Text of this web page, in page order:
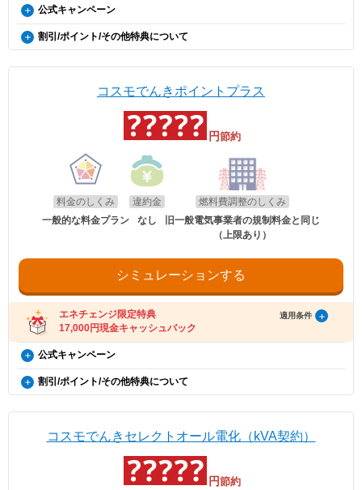
（ご登録のメールアドレスに誤りがあった場合、特典お受け取りの手続きがで
きませんのでご注意ください。）
り方法の登録をお願いいたします。
・特典お受け取りの有効期限は、エネチェンジからのご案内メール送信後90日以
※「@enechange.co.jp および @enechange.jp」からのメールが受信できるよ
う、あらかじめ設定をお願いいたします。
号：北海道財務局長第00002号）の「送金サービス」を利用しております。
以下のお客さまは特典の対象外です。
・既にコスモでんき（特典の対象プラン）をご契約中の場合。
・電気を使用開始した日から12カ月以内に契約を解約された場合。
・電気を使用開始した日から12カ月以内にお引越しされた場合。
・電気を使用開始した日から12カ月以内に特典対象外のプランに契約を変更され
た場合。
・特典のご案内メールに記載されている有効期限内にお受取いただけなかった場
・過去にコスモでんきとご契約されたことがある場合。
※お申込み内容に不足・不備等があり、特典実施期間内に不備等が解消されない
場合は、本特典は適用されません。
※本提供条件書記載事項以外の部分については、コスモ石油マーケティング株式
会社の「電気需給約款」の規定を適用いたします。
※コスモ石油マーケティング株式会社が不正なお申し込みと判断した場合、本特
典は適用となりません。
お申し込み時の注意事項
※証明書類は現在所有している事を示すご契約者様名義の期間内「車検
証」または「契約書」のコピーとなります。
※同一住所にて同居されているご家族様であれば、車検証名義とでんき
※エネチェンジの節約額には上記割引額は含まれておりません。
コスモでんき×エネチェンジ キャッシュバック特典（12カ
月間の電気料金支払い額がキャッシュバック金額を超える
方限定）
エネチェンジのオンラインサービス経由で「コスモ
でんき」に申し込んだ方に、キャッシュバックを行
以下の条件をすべて満たしたお客さまが、コスモ石油マーケティング株式会社が
提供する「コスモでんき×エネチェンジ キャッシュバック特典」(以下、「本特
典」とします)の対象となります。
・特典実施期間中に対象プランをエネチェンジのオンラインサービス経由でお申
し込みいただくこと。
・お申し込みから3カ月以内にコスモでんきの供給を開始していること。
・お申し込み時にメールアドレスが入力されていること。
・電気の使用開始日から12カ月間の電気料金支払い額がキャッシュバック金額を
・電気料金の未払いがないこと。
受け取り方法
・適用条件の契約継続期間を達成後2カ月後の月末までに、エネチェンジより特典
（ご登録のメールアドレスに誤りがあった場合、特典お受け取りの手続きがで
きませんのでご注意ください。）
り方法の登録をお願いいたします。
・特典お受け取りの有効期限は、エネチェンジからのご案内メール送信後90日以
※「@enechange.co.jp および @enechange.jp」からのメールが受信できるよ
う、あらかじめ設定をお願いいたします。
号：北海道財務局長第00002号）の「送金サービス」を利用しております。
以下のお客さまは特典の対象外です。
公式キャンペーン
電気・ガス料金支援
政府の「電気・ガス料金支援」の一環として、2026年8月分（7月使用
ご利用中のすべての方が対象となり、別途お申し込みは不要です。
・2026年8月分〜2026年10月分の料金に適用されます。
・エネチェンジでは、割引額を一律で診断結果に反映しています。
・詳細は、国のHP・請求書や検針票・ご契約中の電力会社・ガス会社
のHPをご確認ください。
割引/ポイント/その他特典について
きを新規ご契約いただくと、月々の電気料金が、スタンダード・グリー
ンは500円割引、ポイントプラス・セレクトはdポイント500ポイント割
引になります。（※）EV車両の対象には、EV/PHV/FCV含みます。
・コスモでんきを新規ご契約の方。
・2020年12月21日以降にEV・PHEV・FCVを新車新規登録または
新車新規検査届出されていること。中古車も適用対象となります。
・対象車両1台につき、コスモでんき1契約までの適用。
・EV特別割は、月間使用量が500kWhを超えた月に適用。
さまセンター（0120-530-155）へご連絡いただくようお願い申し
だいたことと、お申込み日付を電話口でお伝えください。
・コスモでんきお客さまセンターの受付時間は月〜土 9:00～
18:00（日曜祝日・夏期休暇・年末年始除く）です。
お申し込み時の注意事項
※証明書類は現在所有している事を示すご契約者様名義の期間内「車検
証」または「契約書」のコピーとなります。
※同一住所にて同居されているご家族様であれば、車検証名義とでんき
※エネチェンジの節約額には上記割引額は含まれておりません。
コスモでんきポイントプラス
円節約
料金のしくみ
一般的な料金プラン
違約金
なし
燃料費調整のしくみ
旧一般電気事業者の規制料金と同じ
（上限あり）
シミュレーションする
エネチェンジ限定特典 適用条件
17,000円現金キャッシュバック
コスモでんき×エネチェンジ キャッシュバック特典（12カ
月間の電気料金支払い額がキャッシュバック金額を超える
方限定）
エネチェンジのオンラインサービス経由で「コスモ
でんき」に申し込んだ方に、キャッシュバックを行
公式キャンペーン
dポイント
毎月のポイント対象電気料金に応じてdポイントを進呈致します。
電気のご請求額が確定した月の翌月末までにdアカウントにdポイン
割引/ポイント/その他特典について
きを新規ご契約いただくと、月々の電気料金が、スタンダード・グリー
ンは500円割引、ポイントプラス・セレクトはdポイント500ポイント割
引になります。（※）EV車両の対象には、EV/PHV/FCV含みます。
コスモでんきセレクトオール電化（kVA契約）
円節約